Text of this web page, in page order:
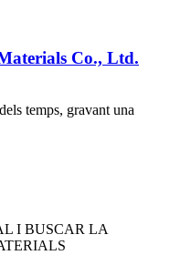
Co., Ltd.
temps, gravant una
I BUSCAR LA